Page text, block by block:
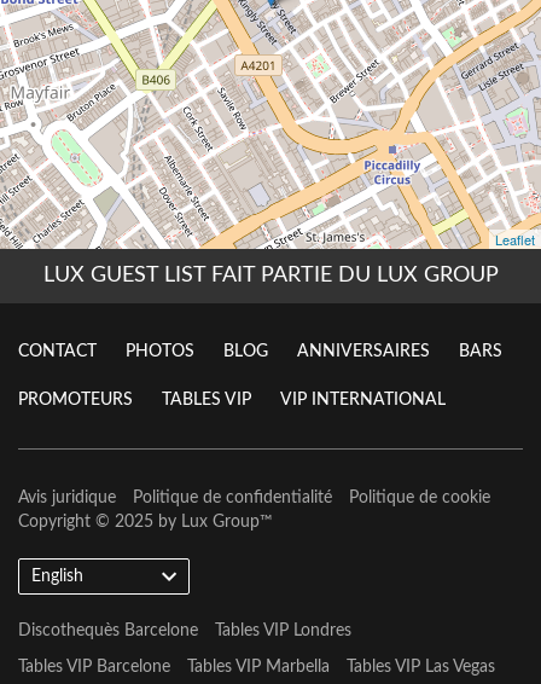
LUX GUEST LIST FAIT PARTIE DU LUX GROUP
CONTACT PHOTOS BLOG ANNIVERSAIRES BARS
PROMOTEURS TABLES VIP VIP INTERNATIONAL
Avis juridique Politique de confidentialité
Politique de cookie
Copyright © 2025 by Lux Group™
English
Discothequès Barcelone Tables VIP Londres
Tables VIP Barcelone Tables VIP Marbella Tables VIP Las Vegas